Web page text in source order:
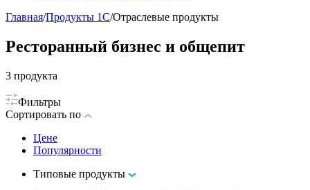
Главная/Продукты 1С/Отраслевые продукты
Ресторанный бизнес и общепит
3 продукта
Фильтры
Сортировать по
Цене
Популярности
Типовые продукты